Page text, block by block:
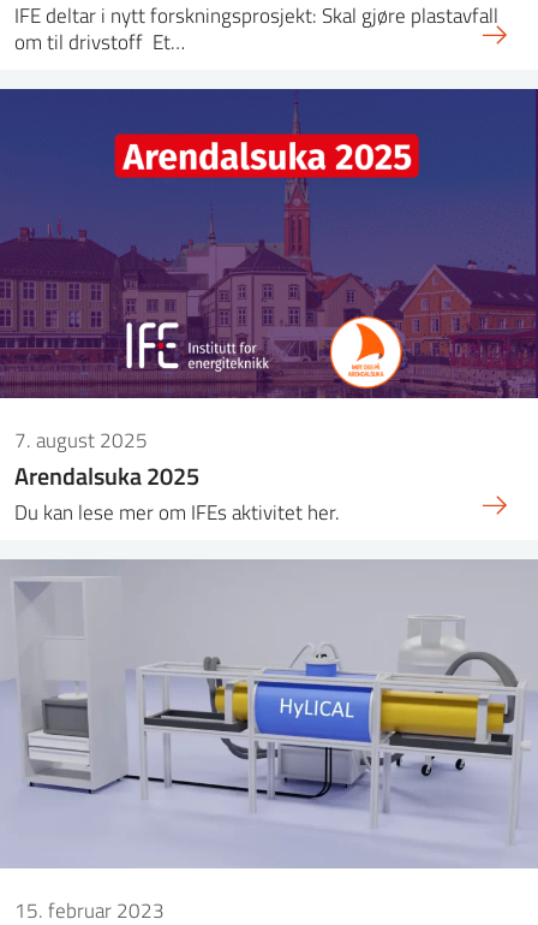
IFE deltar i nytt forskningsprosjekt: Skal gjøre plastavfall
om til drivstoff Et…
7. august 2025
Arendalsuka 2025
Du kan lese mer om IFEs aktivitet her.
15. februar 2023